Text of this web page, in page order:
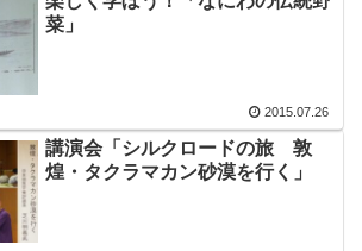
菜」
2015.07.26
講演会「シルクロードの旅 敦
煌・タクラマカン砂漠を行く」